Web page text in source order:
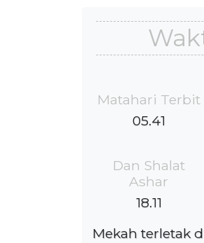
Matahari Terbit
05.41
Dan Shalat
Ashar
18.11
Mekah terletak